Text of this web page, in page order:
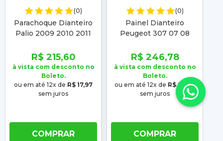
(0)
Parachoque Dianteiro
Palio 2009 2010 2011
2010 2011 2012 Preto
Liso
R$ 215,60
à vista com desconto no
Boleto.
ou em até 12x de R$ 17,97
sem juros
COMPRAR
(0)
Painel Dianteiro
Peugeot 307 07 08
1.6 06 07 08 2009 2010
2011 2012
R$ 246,78
à vista com desconto no
Boleto.
ou em até 12x de R$ 20,56
sem juros
COMPRAR